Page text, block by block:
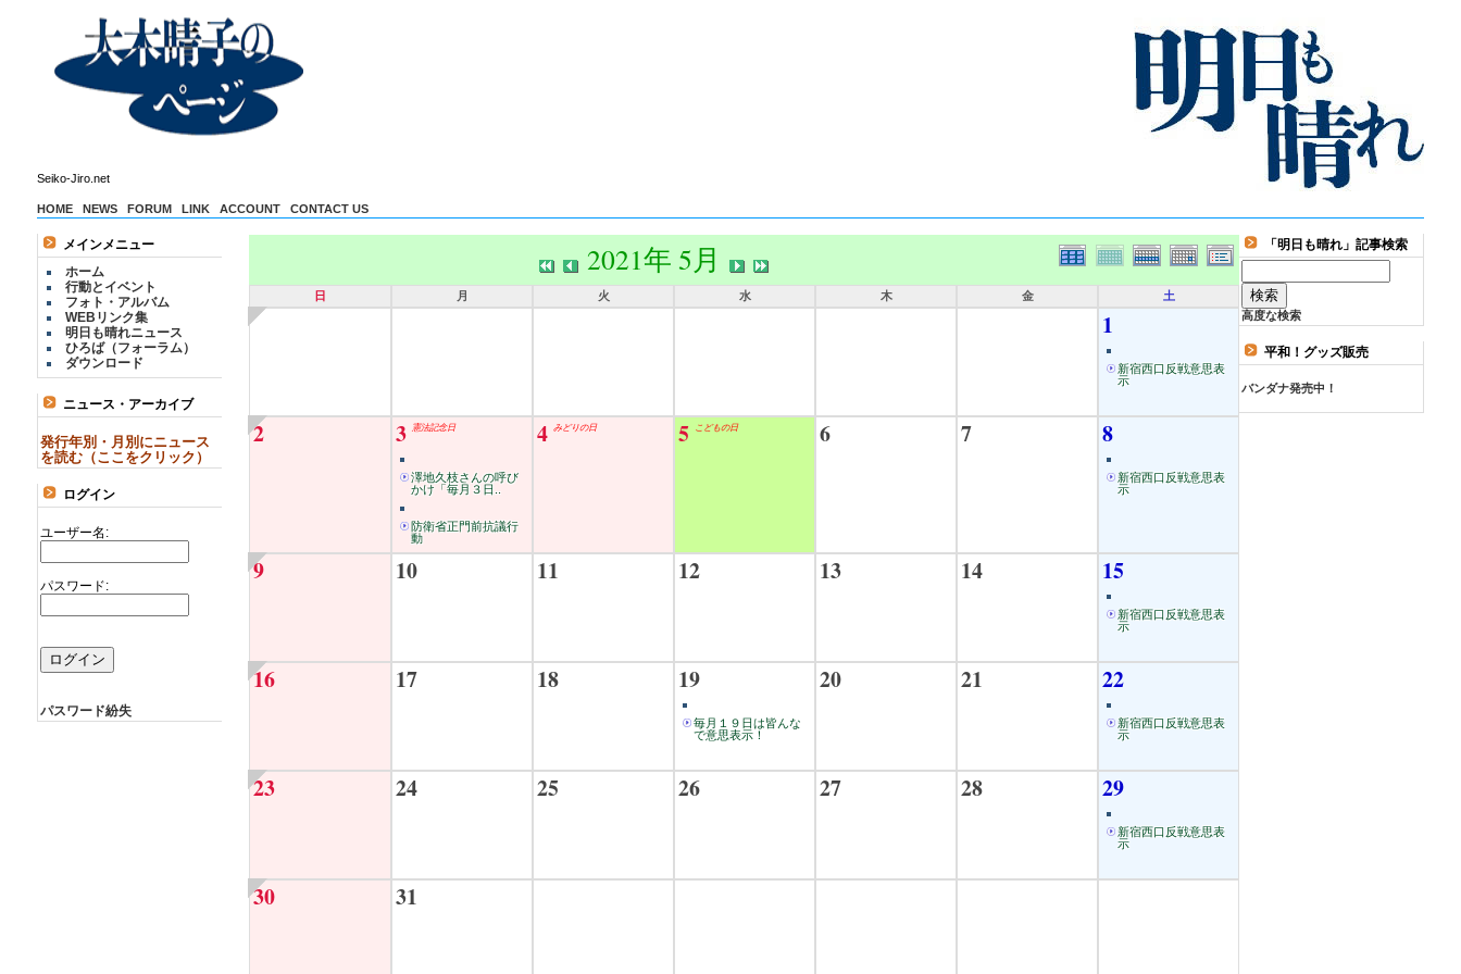
Seiko-Jiro.net
HOME NEWS FORUM LINK ACCOUNT CONTACT US
メインメニュー
ホーム
行動とイベント
フォト・アルバム
WEBリンク集
明日も晴れニュース
ひろば（フォーラム）
ダウンロード
ニュース・アーカイブ
発行年別・月別にニュース
を読む（ここをクリック）
ログイン
ユーザー名:
パスワード:
パスワード紛失
2021年 5月
日 月 火 水 木 金 土
1
新宿西口反戦意思表
示
2 3 憲法記念日
澤地久枝さんの呼び
かけ「毎月３日..
防衛省正門前抗議行
動
4 みどりの日 5 こどもの日 6 7 8
新宿西口反戦意思表
示
9 10 11 12 13 14 15
新宿西口反戦意思表
示
16 17 18 19
毎月１９日は皆んな
で意思表示！
20 21 22
新宿西口反戦意思表
示
23 24 25 26 27 28 29
新宿西口反戦意思表
示
30 31
「明日も晴れ」記事検索
高度な検索
平和！グッズ販売
バンダナ発売中！